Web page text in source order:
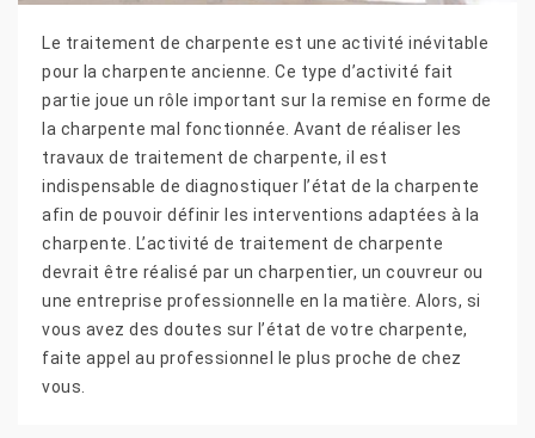
Le traitement de charpente est une activité inévitable
pour la charpente ancienne. Ce type d’activité fait
partie joue un rôle important sur la remise en forme de
la charpente mal fonctionnée. Avant de réaliser les
travaux de traitement de charpente, il est
indispensable de diagnostiquer l’état de la charpente
afin de pouvoir définir les interventions adaptées à la
charpente. L’activité de traitement de charpente
devrait être réalisé par un charpentier, un couvreur ou
une entreprise professionnelle en la matière. Alors, si
vous avez des doutes sur l’état de votre charpente,
faite appel au professionnel le plus proche de chez
vous.